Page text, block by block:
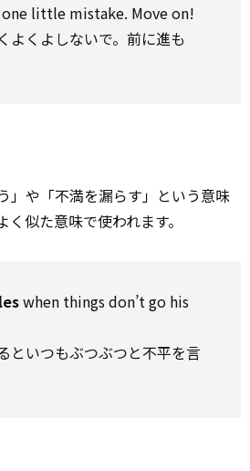
little mistake. Move on!
よくよしないで。前に進も
」や「不満を漏らす」という意味
似た意味で使われます。
when things don’t go his
といつもぶつぶつと不平を言